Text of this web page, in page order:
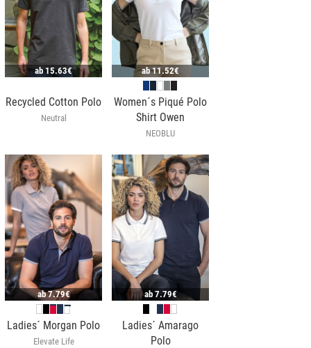
ab15.63€
Recycled Cotton Polo
Neutral
ab11.52€
Women´s Piqué Polo
Shirt Owen
NEOBLU
ab7.79€
Ladies´ Morgan Polo
Elevate Life
ab 7.79€
Ladies´ Amarago
Polo